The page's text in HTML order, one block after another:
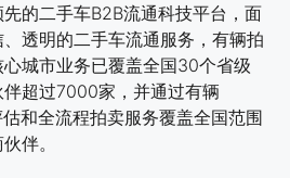
先的二手车B2B流通科技平台，面
透明的二手车流通服务，有辆拍
城市业务已覆盖全国30个省级
超过7000家，并通过有辆
和全流程拍卖服务覆盖全国范围
伴。